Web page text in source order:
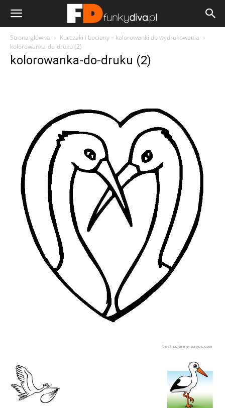
Strona główna
Kurczaki i bociany – kolorowanki do wydrukowania
kolorowanka-do-druku (2)
kolorowanka-do-druku (2)